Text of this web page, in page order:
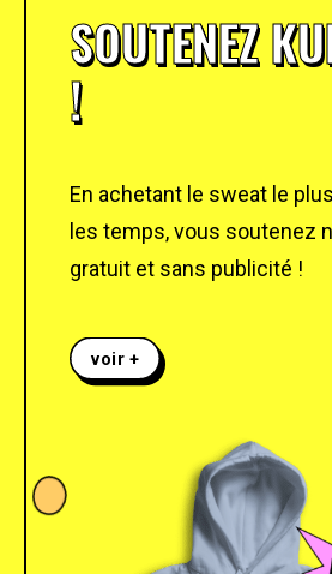
SOUTENEZ
!
En achetant le sweat le
les temps, vous soutenez
gratuit et sans publicité !
voir +